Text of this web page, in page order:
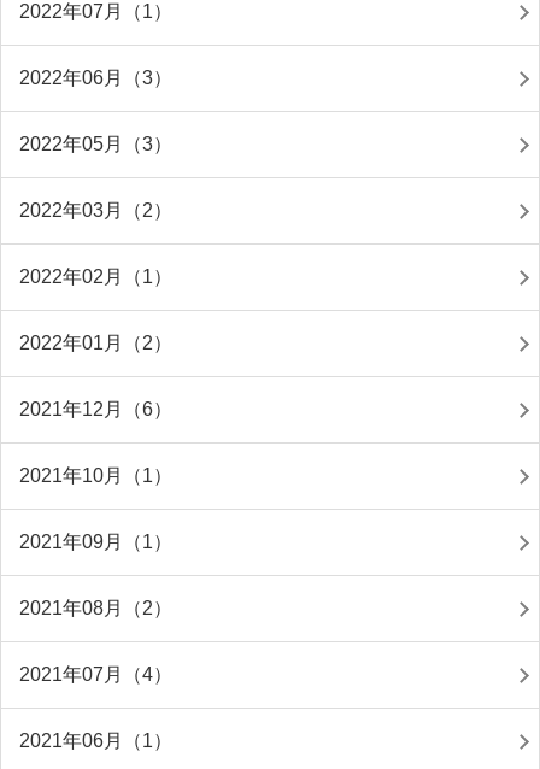
2022年07月（1）
2022年06月（3）
2022年05月（3）
2022年03月（2）
2022年02月（1）
2022年01月（2）
2021年12月（6）
2021年10月（1）
2021年09月（1）
2021年08月（2）
2021年07月（4）
2021年06月（1）